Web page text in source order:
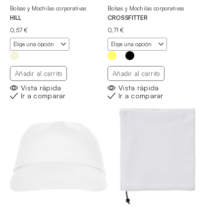
Bolsas y Mochilas corporativas
HILL
0,57€
Añadir al carrito
Vista rápida
Ir a comparar
Bolsas y Mochilas corporativas
CROSSFITTER
0,71€
Añadir al carrito
Vista rápida
Ir a comparar